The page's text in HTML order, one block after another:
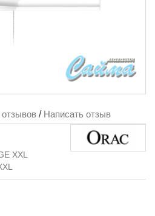
отзывов / Написать отзыв
XXL